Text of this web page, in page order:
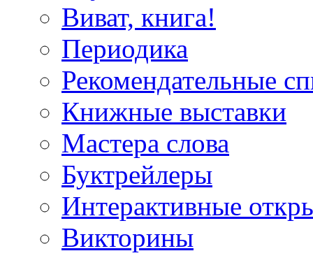
Виват, книга!
Периодика
Рекомендательные
Книжные выставки
Мастера слова
Буктрейлеры
Интерактивные
Викторины